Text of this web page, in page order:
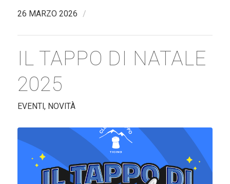
26 MARZO 2026 /
IL TAPPO DI NATALE
2025
EVENTI, NOVITÀ